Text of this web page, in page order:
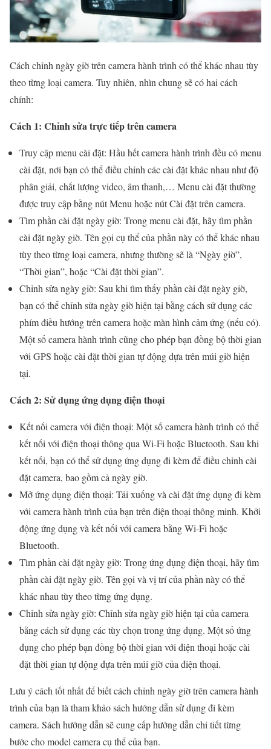
Cách chỉnh ngày giờ trên camera hành trình có thể khác nhau tùy
theo từng loại camera. Tuy nhiên, nhìn chung sẽ có hai cách
chính:
Cách 1: Chỉnh sửa trực tiếp trên camera
Truy cập menu cài đặt: Hầu hết camera hành trình đều có menu
cài đặt, nơi bạn có thể điều chỉnh các cài đặt khác nhau như độ
phân giải, chất lượng video, âm thanh,… Menu cài đặt thường
được truy cập bằng nút Menu hoặc nút Cài đặt trên camera.
Tìm phần cài đặt ngày giờ: Trong menu cài đặt, hãy tìm phần
cài đặt ngày giờ. Tên gọi cụ thể của phần này có thể khác nhau
tùy theo từng loại camera, nhưng thường sẽ là “Ngày giờ”,
“Thời gian”, hoặc “Cài đặt thời gian”.
Chỉnh sửa ngày giờ: Sau khi tìm thấy phần cài đặt ngày giờ,
bạn có thể chỉnh sửa ngày giờ hiện tại bằng cách sử dụng các
phím điều hướng trên camera hoặc màn hình cảm ứng (nếu có).
Một số camera hành trình cũng cho phép bạn đồng bộ thời gian
với GPS hoặc cài đặt thời gian tự động dựa trên múi giờ hiện
tại.
Cách 2: Sử dụng ứng dụng điện thoại
Kết nối camera với điện thoại: Một số camera hành trình có thể
kết nối với điện thoại thông qua Wi-Fi hoặc Bluetooth. Sau khi
kết nối, bạn có thể sử dụng ứng dụng đi kèm để điều chỉnh cài
đặt camera, bao gồm cả ngày giờ.
Mở ứng dụng điện thoại: Tải xuống và cài đặt ứng dụng đi kèm
với camera hành trình của bạn trên điện thoại thông minh. Khởi
động ứng dụng và kết nối với camera bằng Wi-Fi hoặc
Bluetooth.
Tìm phần cài đặt ngày giờ: Trong ứng dụng điện thoại, hãy tìm
phần cài đặt ngày giờ. Tên gọi và vị trí của phần này có thể
khác nhau tùy theo từng ứng dụng.
Chỉnh sửa ngày giờ: Chỉnh sửa ngày giờ hiện tại của camera
bằng cách sử dụng các tùy chọn trong ứng dụng. Một số ứng
dụng cho phép bạn đồng bộ thời gian với điện thoại hoặc cài
đặt thời gian tự động dựa trên múi giờ của điện thoại.
Lưu ý cách tốt nhất để biết cách chỉnh ngày giờ trên camera hành
trình của bạn là tham khảo sách hướng dẫn sử dụng đi kèm
camera. Sách hướng dẫn sẽ cung cấp hướng dẫn chi tiết từng
bước cho model camera cụ thể của bạn.